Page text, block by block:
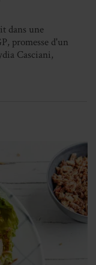
dans une
promesse d'un
Casciani,